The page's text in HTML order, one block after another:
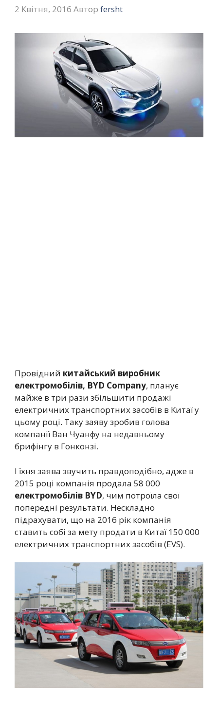
2 Квітня, 2016 Автор fersht
Провідний китайський виробник
електромобілів, BYD Company, планує
майже в три рази збільшити продажі
електричних транспортних засобів в Китаї у
цьому році. Таку заяву зробив голова
компанії Ван Чуанфу на недавньому
брифінгу в Гонконзі.
І їхня заява звучить правдоподібно, адже в
2015 році компанія продала 58 000
електромобілів BYD, чим потроїла свої
попередні результати. Нескладно
підрахувати, що на 2016 рік компанія
ставить собі за мету продати в Китаї 150 000
електричних транспортних засобів (EVS).